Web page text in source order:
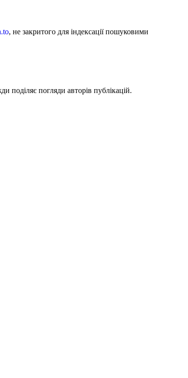
, не закритого для індексації пошуковими
поділяє погляди авторів публікацій.